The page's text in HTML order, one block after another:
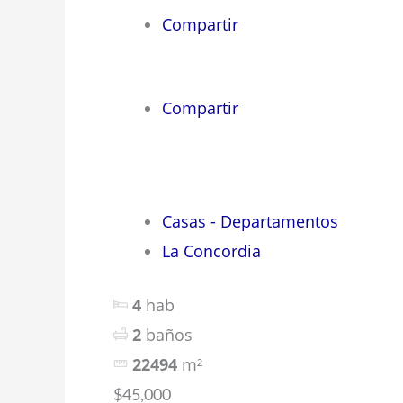
Compartir
Compartir
Casas - Departamentos
La Concordia
4 hab
2 baños
22494 m²
$45,000